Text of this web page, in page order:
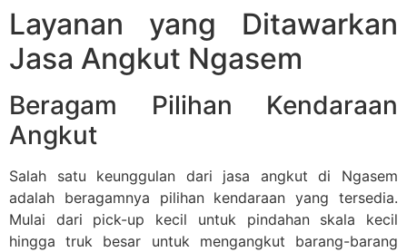
Layanan yang Ditawarkan
Jasa Angkut Ngasem
Beragam Pilihan Kendaraan
Angkut
Salah satu keunggulan dari jasa angkut di Ngasem
adalah beragamnya pilihan kendaraan yang tersedia.
Mulai dari pick-up kecil untuk pindahan skala kecil
hingga truk besar untuk mengangkut barang-barang